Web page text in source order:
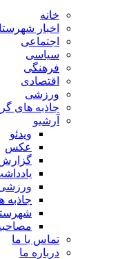
خانه
اخبار
اجتماعی
سیاسی
فرهنگی
اقتصادی
ورزشی
جاذبه های
آرشیو
ویدئو
عکس
تماس با ما
درباره ما